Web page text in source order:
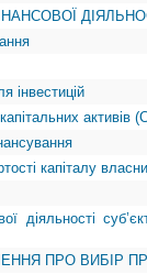
інвестицій
активів
капіталу
діяльності
ПРО ВИБІР